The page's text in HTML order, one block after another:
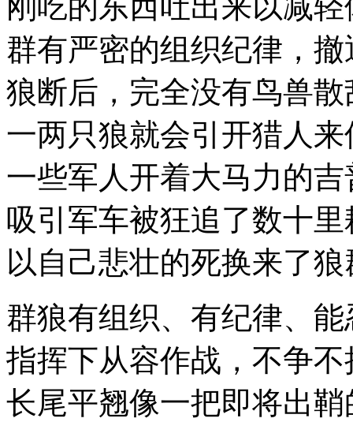
群有严密的组织纪律，
狼断后，完全没有鸟兽
一两只狼就会引开猎人
一些军人开着大马力的
吸引军车被狂追了数十
以自己悲壮的死换来了
群狼有组织、有纪律、
指挥下从容作战，不争
长尾平翘像一把即将出